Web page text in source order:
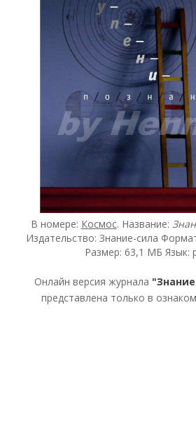
В номере: Космос. Название:
Издательство: Знание-сила
Размер: 63,1 МБ Язык:
Онлайн версия журнала
представлена только в